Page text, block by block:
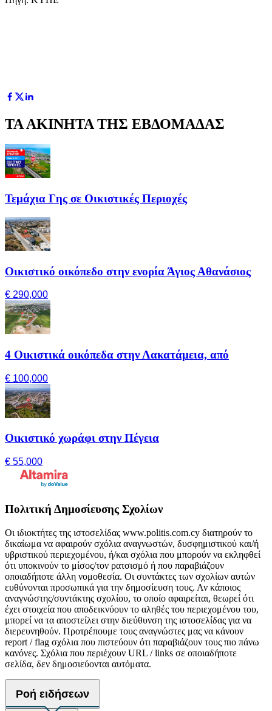
ΤΑ ΑΚΙΝΗΤΑ ΤΗΣ ΕΒΔΟΜΑΔΑΣ
Τεμάχια Γης σε Οικιστικές Περιοχές
Οικιστικό οικόπεδο στην ενορία Άγιος Αθανάσιος
€ 290,000
4 Οικιστικά οικόπεδα στην Λακατάμεια, από
€ 100,000
Οικιστικό χωράφι στην Πέγεια
€ 55,000
Πολιτική Δημοσίευσης Σχολίων
Οι ιδιοκτήτες της ιστοσελίδας www.politis.com.cy διατηρούν το
δικαίωμα να αφαιρούν σχόλια αναγνωστών, δυσφημιστικού και/ή
υβριστικού περιεχομένου, ή/και σχόλια που μπορούν να εκληφθεί
ότι υποκινούν το μίσος/τον ρατσισμό ή που παραβιάζουν
οποιαδήποτε άλλη νομοθεσία. Οι συντάκτες των σχολίων αυτών
ευθύνονται προσωπικά για την δημοσίευση τους. Αν κάποιος
αναγνώστης/συντάκτης σχολίου, το οποίο αφαιρείται, θεωρεί ότι
έχει στοιχεία που αποδεικνύουν το αληθές του περιεχομένου του,
μπορεί να τα αποστείλει στην διεύθυνση της ιστοσελίδας για να
διερευνηθούν. Προτρέπουμε τους αναγνώστες μας να κάνουν
report / flag σχόλια που πιστεύουν ότι παραβιάζουν τους πιο πάνω
κανόνες. Σχόλια που περιέχουν URL / links σε οποιαδήποτε
σελίδα, δεν δημοσιεύονται αυτόματα.
Ροή ειδήσεων